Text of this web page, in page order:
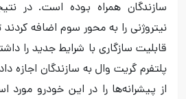
سازندگان همراه بوده است. در
نیتروژنی را به محور سوم اضافه
قابلیت سازگاری با شرایط جدید را
پلتفرم گریت وال به سازندگان
از پیشرانه‌ها را در این خودرو مورد